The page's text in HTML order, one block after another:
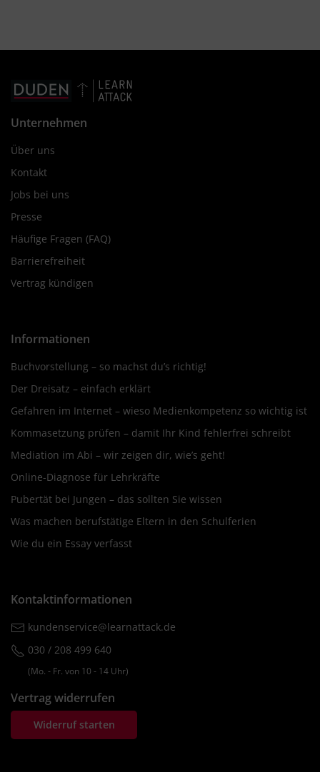
Unternehmen
Über uns
Kontakt
Jobs bei uns
Presse
Häufige Fragen (FAQ)
Barrierefreiheit
Vertrag kündigen
Informationen
Buchvorstellung – so machst du’s richtig!
Der Dreisatz – einfach erklärt
Gefahren im Internet – wieso Medienkompetenz so wichtig ist
Kommasetzung prüfen – damit Ihr Kind fehlerfrei schreibt
Mediation im Abi – wir zeigen dir, wie’s geht!
Online-Diagnose für Lehrkräfte
Pubertät bei Jungen – das sollten Sie wissen
Was machen berufstätige Eltern in den Schulferien
Wie du ein Essay verfasst
Kontaktinformationen
kundenservice@learnattack.de
030 / 208 499 640
(Mo. ‐ Fr. von 10 ‐ 14 Uhr)
Vertrag widerrufen
Widerruf starten